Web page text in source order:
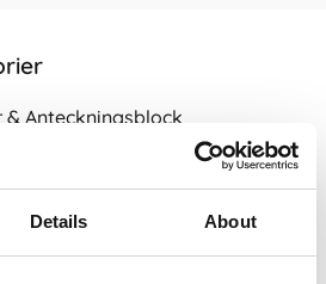
Details About
Anteckningsblock
& Anteckningsblock /Linjerade A